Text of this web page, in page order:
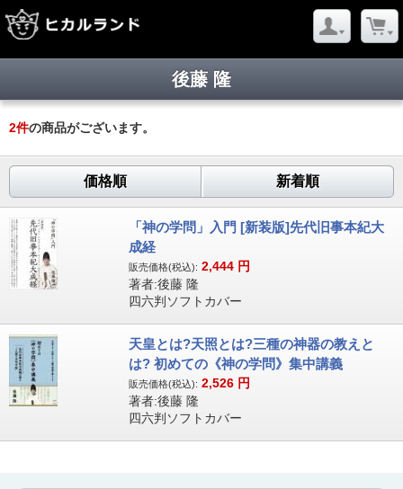
後藤 隆
2件の商品がございます。
価格順 新着順
「神の学問」入門 [新装版]先代旧事本紀大
成経
販売価格(税込): 2,444 円
著者:後藤 隆
四六判ソフトカバー
天皇とは?天照とは?三種の神器の教えと
は? 初めての《神の学問》集中講義
販売価格(税込): 2,526 円
著者:後藤 隆
四六判ソフトカバー